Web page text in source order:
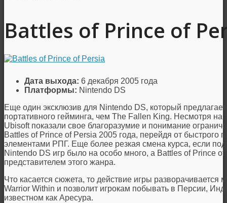
Battles of Prince of
Дата выхода: 6 декабря 2005 года
Платформы: Nintendo DS
Еще один эксклюзив для Nintendo DS, который
портативного гейминга, чем The Fallen King. Несмотря на
Ubisoft показали свое благоразумие и понимание
Battles of Prince of Persia 2005 года, перейдя от быстрого
элементами РПГ. Еще более резкая смена курса, если
Nintendo DS игр было на особо много, а Battles of Prince
представителем этого жанра.
Что касается сюжета, то действие игры
Warrior Within и позволит игрокам побывать в Персии,
известном как Аресура.